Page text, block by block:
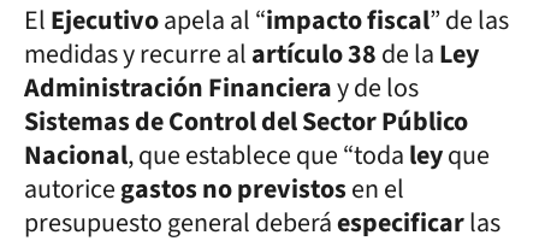
ElEjecutivoapela al “impacto fiscal” de las
medidas y recurre alartículo 38de laLey
Administración Financieray de los
Sistemas de Control del Sector Público
Nacional, que establece que “todaleyque
autoricegastos no previstosen el
presupuesto general deberáespecificarlas